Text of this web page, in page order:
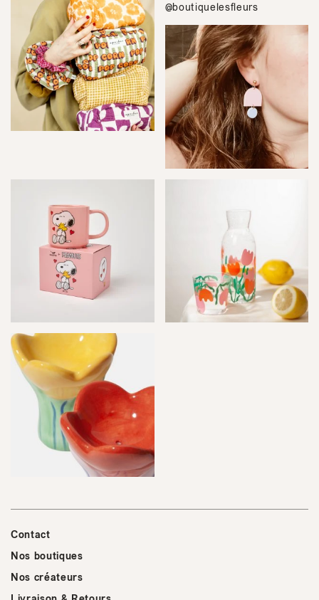
Contact
Nos boutiques
Nos créateurs